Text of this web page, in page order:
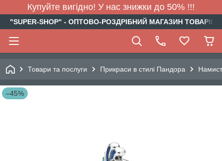
Купуйте вигідно! У нас знижки до 50% !!!
"SUPER-SHOP" - ОПТОВО-РОЗДРІБНИЙ МАГАЗИН
Товари та послуги Прикраси в стилі Пандора
–45%